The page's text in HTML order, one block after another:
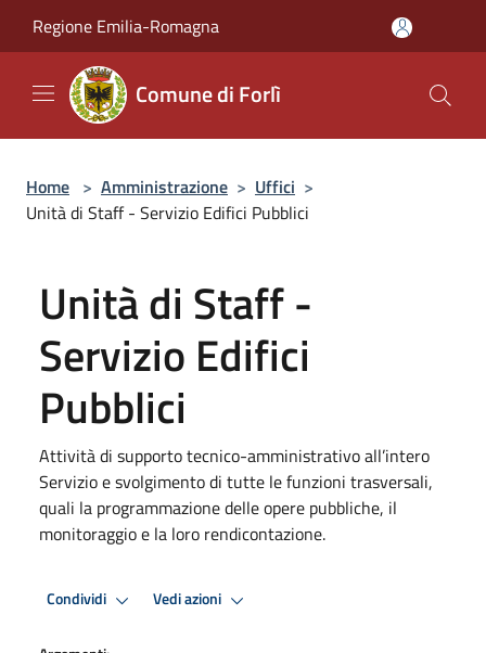
Regione Emilia-Romagna
Comune di Forlì
Home > Amministrazione > Uffici >
Unità di Staff - Servizio Edifici Pubblici
Unità di Staff -
Servizio Edifici
Pubblici
Attività di supporto tecnico-amministrativo all’intero
Servizio e svolgimento di tutte le funzioni trasversali,
quali la programmazione delle opere pubbliche, il
monitoraggio e la loro rendicontazione.
Condividi Vedi azioni